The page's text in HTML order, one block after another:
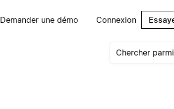
Demander une démo Connexion